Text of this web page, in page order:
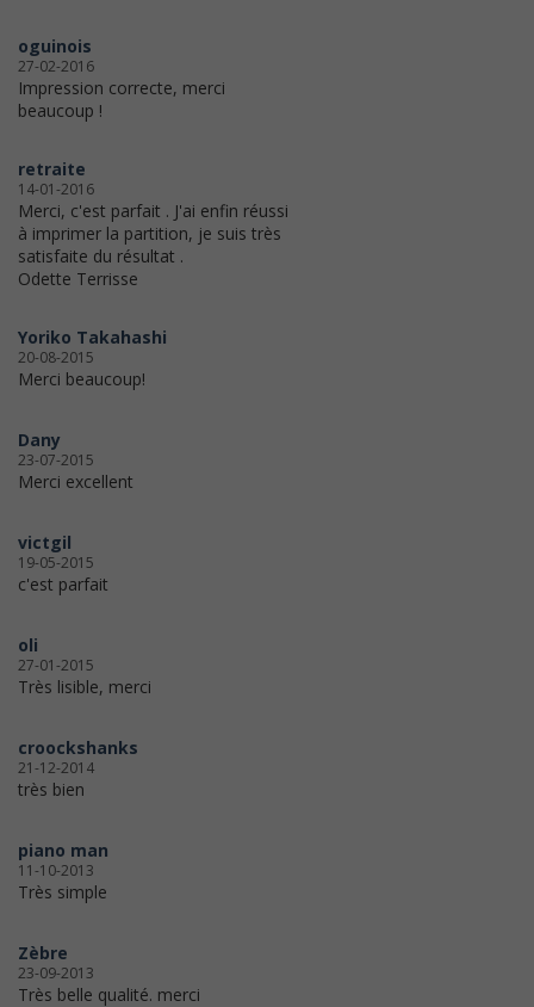
oguinois
27-02-2016
Impression correcte, merci
beaucoup !
retraite
14-01-2016
Merci, c'est parfait . J'ai enfin réussi
à imprimer la partition, je suis très
satisfaite du résultat .
Odette Terrisse
Yoriko Takahashi
20-08-2015
Merci beaucoup!
Dany
23-07-2015
Merci excellent
victgil
19-05-2015
c'est parfait
oli
27-01-2015
Très lisible, merci
croockshanks
21-12-2014
très bien
piano man
11-10-2013
Très simple
Zèbre
23-09-2013
Très belle qualité. merci